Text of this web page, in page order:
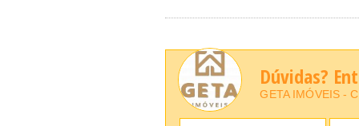
Dúvidas?
GETA IMÓVEIS -